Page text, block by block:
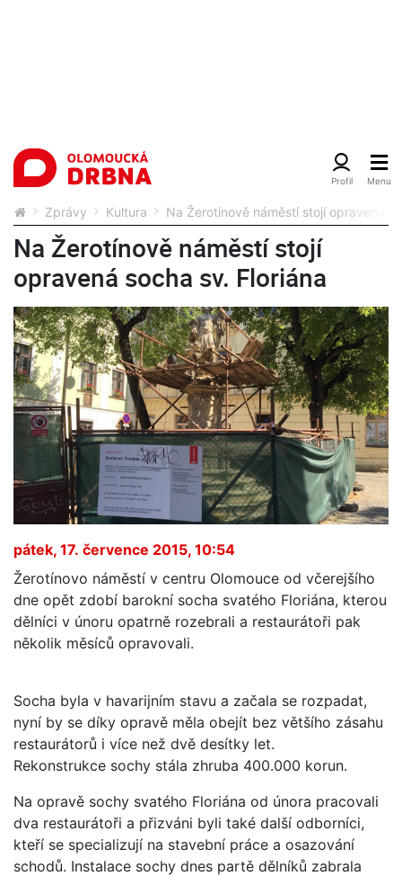
Zprávy Kultura Na Žerotínově náměstí stojí opravená
Na Žerotínově náměstí stojí
opravená socha sv. Floriána
pátek, 17. července 2015, 10:54
Žerotínovo náměstí v centru Olomouce od včerejšího
dne opět zdobí barokní socha svatého Floriána, kterou
dělníci v únoru opatrně rozebrali a restaurátoři pak
několik měsíců opravovali.
Socha byla v havarijním stavu a začala se rozpadat,
nyní by se díky opravě měla obejít bez většího zásahu
restaurátorů i více než dvě desítky let.
Rekonstrukce sochy stála zhruba 400.000 korun.
Na opravě sochy svatého Floriána od února pracovali
dva restaurátoři a přizváni byli také další odborníci,
kteří se specializují na stavební práce a osazování
schodů. Instalace sochy dnes partě dělníků zabrala